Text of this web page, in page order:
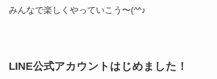
みんなで楽しくやっていこう〜(^^♪
LINE公式アカウントはじめました！